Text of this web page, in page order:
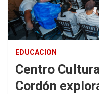
EDUCACION
Centro
Cordón